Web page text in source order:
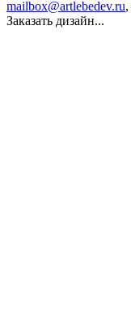
mailbox@artlebedev.ru,
Заказать дизайн...